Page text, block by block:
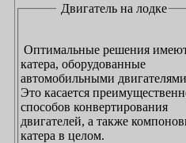
Двигатель на лодке
Оптимальные решения
катера, оборудованные
автомобильными двигателями.
Это касается
способов конвертирования
двигателей, а также
катера в целом.